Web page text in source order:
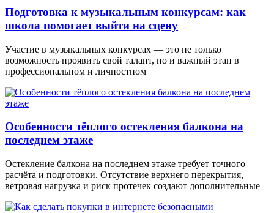
Подготовка к музыкальным конкурсам: как
школа помогает выйти на сцену
Участие в музыкальных конкурсах — это не только
возможность проявить свой талант, но и важный этап в
профессиональном и личностном
Особенности тёплого остекления балкона на
последнем этаже
Остекление балкона на последнем этаже требует точного
расчёта и подготовки. Отсутствие верхнего перекрытия,
ветровая нагрузка и риск протечек создают дополнительные